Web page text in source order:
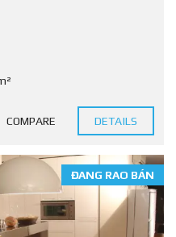
COMPARE DETAILS
ĐANG RAO BÁN